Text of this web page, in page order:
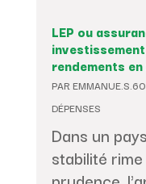
LEP ou
rendements
PAR EMMANUE.S.60
DÉPENSES
Dans un
stabilité